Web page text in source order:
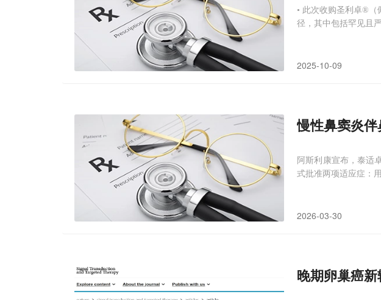
• 此次收购圣利卓®（
径，其中包括罕见且
2025-10-09
慢性鼻窦炎
阿斯利康宣布，泰适
式批准两项适应症：
2026-03-30
晚期卵巢癌